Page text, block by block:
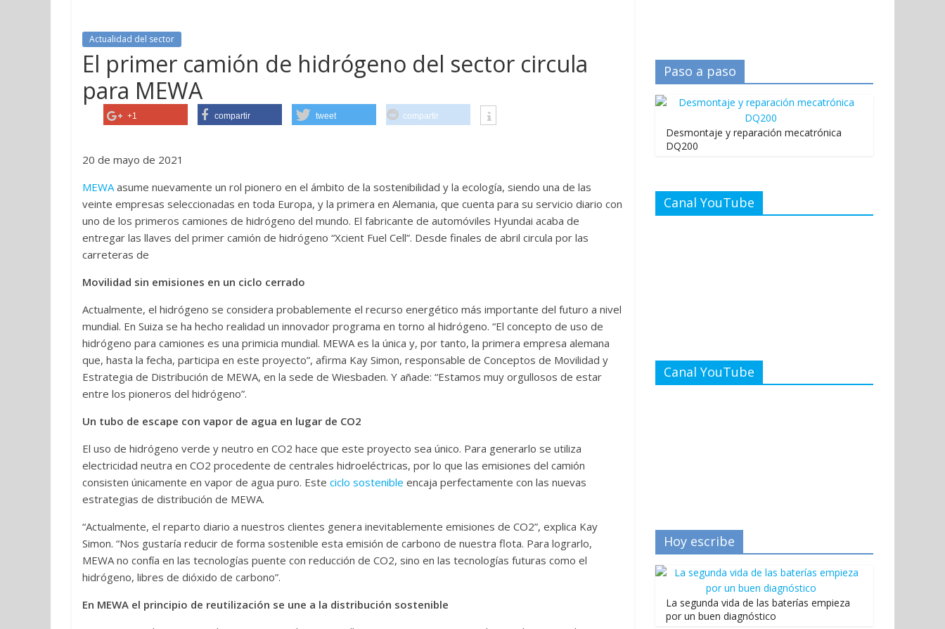
Actualidad del sector
El primer camión de hidrógeno del sector circula
para MEWA
+1 compartir tweet compartir
20 de mayo de 2021
MEWAasume nuevamente un rol pionero en el ámbito de la sostenibilidad y la ecología, siendo una de las
veinte empresas seleccionadas en toda Europa, y la primera en Alemania, que cuenta para su servicio diario con
uno de los primeros camiones de hidrógeno del mundo. El fabricante de automóviles Hyundai acaba de
entregar las llaves del primer camión de hidrógeno “Xcient Fuel Cell”. Desde finales de abril circula por las
carreteras de
Movilidad sin emisiones en un ciclo cerrado
Actualmente, el hidrógeno se considera probablemente el recurso energético más importante del futuro a nivel
mundial. En Suiza se ha hecho realidad un innovador programa en torno al hidrógeno. “El concepto de uso de
hidrógeno para camiones es una primicia mundial. MEWA es la única y, por tanto, la primera empresa alemana
que, hasta la fecha, participa en este proyecto”, afirma Kay Simon, responsable de Conceptos de Movilidad y
Estrategia de Distribución de MEWA, en la sede de Wiesbaden. Y añade: “Estamos muy orgullosos de estar
entre los pioneros del hidrógeno”.
Un tubo de escape con vapor de agua en lugar de CO2
El uso de hidrógeno verde y neutro en CO2 hace que este proyecto sea único. Para generarlo se utiliza
electricidad neutra en CO2 procedente de centrales hidroeléctricas, por lo que las emisiones del camión
consisten únicamente en vapor de agua puro. Este ciclo sostenible encaja perfectamente con las nuevas
estrategias de distribución de MEWA.
“Actualmente, el reparto diario a nuestros clientes genera inevitablemente emisiones de CO2”, explica Kay
Simon. “Nos gustaría reducir de forma sostenible esta emisión de carbono de nuestra flota. Para lograrlo,
MEWA no confía en las tecnologías puente con reducción de CO2, sino en las tecnologías futuras como el
hidrógeno, libres de dióxido de carbono”.
En MEWA el principio de reutilización se une a la distribución sostenible
Paso a paso
Desmontaje y reparación mecatrónica
DQ200
Canal YouTube
Canal YouTube
Hoy escribe
La segunda vida de las baterías empieza
por un buen diagnóstico